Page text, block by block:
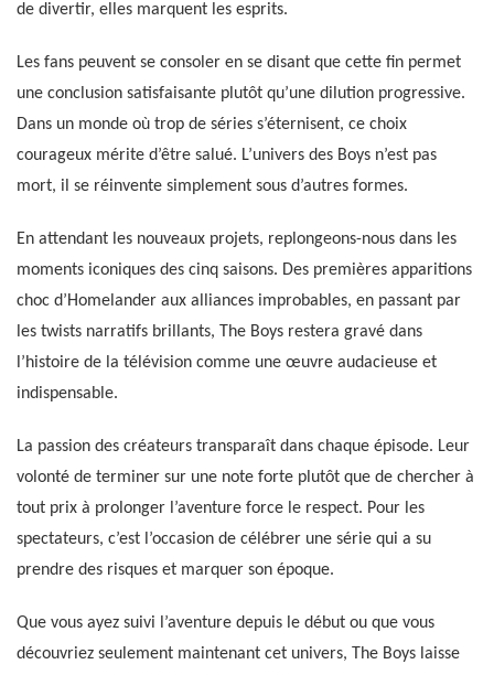
de divertir, elles marquent les esprits.
Les fans peuvent se consoler en se disant que cette fin permet
une conclusion satisfaisante plutôt qu’une dilution progressive.
Dans un monde où trop de séries s’éternisent, ce choix
courageux mérite d’être salué. L’univers des Boys n’est pas
mort, il se réinvente simplement sous d’autres formes.
En attendant les nouveaux projets, replongeons-nous dans les
moments iconiques des cinq saisons. Des premières apparitions
choc d’Homelander aux alliances improbables, en passant par
les twists narratifs brillants, The Boys restera gravé dans
l’histoire de la télévision comme une œuvre audacieuse et
indispensable.
La passion des créateurs transparaît dans chaque épisode. Leur
volonté de terminer sur une note forte plutôt que de chercher à
tout prix à prolonger l’aventure force le respect. Pour les
spectateurs, c’est l’occasion de célébrer une série qui a su
prendre des risques et marquer son époque.
Que vous ayez suivi l’aventure depuis le début ou que vous
découvriez seulement maintenant cet univers, The Boys laisse